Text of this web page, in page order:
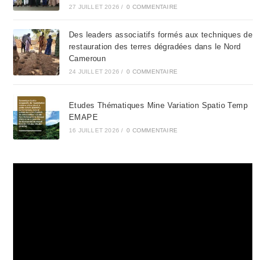
27 JUILLET 2026 / 0 COMMENTAIRE
Des leaders associatifs formés aux techniques de
restauration des terres dégradées dans le Nord
Cameroun
24 JUILLET 2026 / 0 COMMENTAIRE
Etudes Thématiques Mine Variation Spatio Temp
EMAPE
16 JUILLET 2026 / 0 COMMENTAIRE